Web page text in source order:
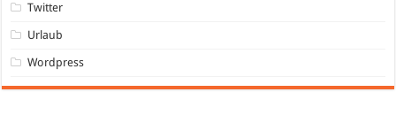
Twitter
Urlaub
Wordpress